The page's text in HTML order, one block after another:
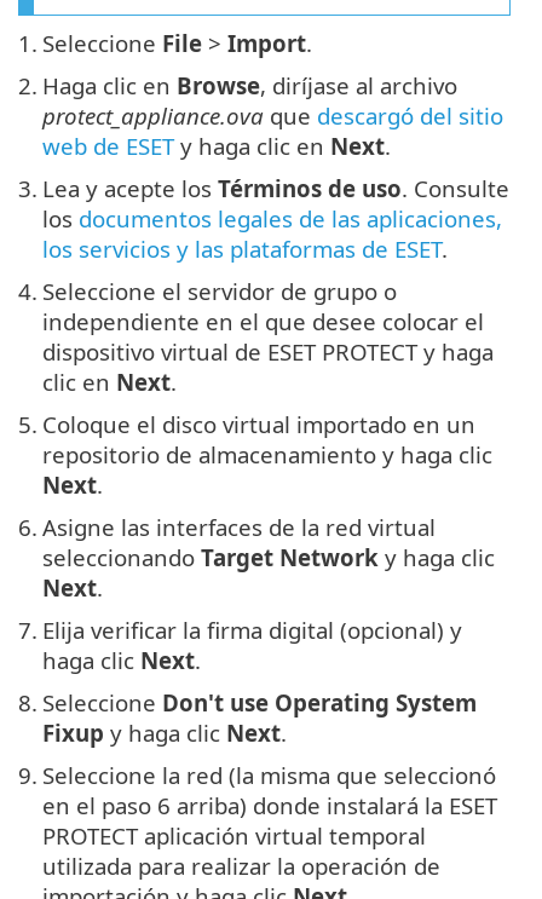
1. Seleccione File > Import.
2. Haga clic en Browse, diríjase al archivo
protect_appliance.ova que descargó del sitio
web de ESETy haga clic en Next.
3. Lea y acepte los Términos de uso. Consulte
los documentos legales de las aplicaciones,
los servicios y las plataformas de ESET.
4. Seleccione el servidor de grupo o
independiente en el que desee colocar el
dispositivo virtual de ESET PROTECT y haga
clic en Next.
5. Coloque el disco virtual importado en un
repositorio de almacenamiento y haga clic
Next.
6. Asigne las interfaces de la red virtual
seleccionando Target Network y haga clic
Next.
7. Elija verificar la firma digital (opcional) y
haga clic Next.
8. Seleccione Don't use Operating System
Fixup y haga clic Next.
9. Seleccione la red (la misma que seleccionó
en el paso 6 arriba) donde instalará la ESET
PROTECT aplicación virtual temporal
utilizada para realizar la operación de